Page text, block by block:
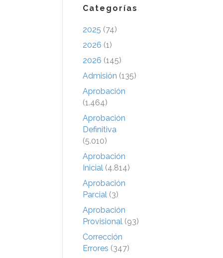
Categorías
2025 (74)
2026 (1)
2026 (145)
Admisión (135)
Aprobación
(1.464)
Aprobación
Definitiva
(5.010)
Aprobación
Inicial (4.814)
Aprobación
Parcial (3)
Aprobación
Provisional (93)
Corrección
Errores (347)